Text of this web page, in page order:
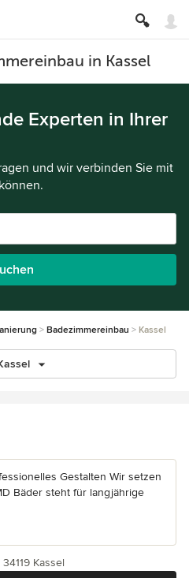
in Kassel
Experten in Ihrer
und wir verbinden Sie mit
Badezimmereinbau Kassel
Gestalten Wir setzen
Bäder steht für langjährige
Kassel